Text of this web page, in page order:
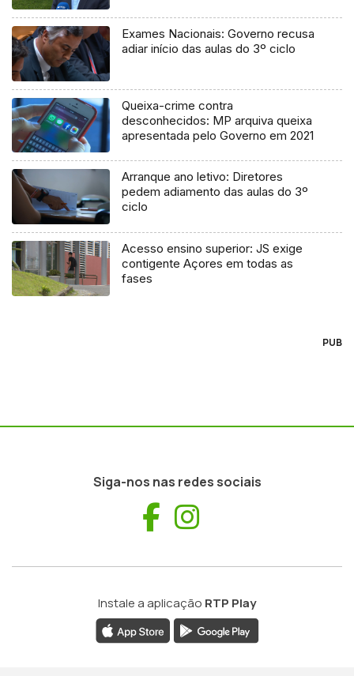
Exames Nacionais: Governo recusa
adiar início das aulas do 3º ciclo
Queixa-crime contra
desconhecidos: MP arquiva queixa
apresentada pelo Governo em 2021
Arranque ano letivo: Diretores
pedem adiamento das aulas do 3º
ciclo
Acesso ensino superior: JS exige
contigente Açores em todas as
fases
PUB
Siga-nos nas redes sociais
Facebook
Instale a aplicação RTP Play